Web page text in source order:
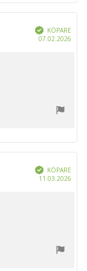
Bekräftad
KÖPARE
07.02.2026
Bekräftad
KÖPARE
11.03.2026